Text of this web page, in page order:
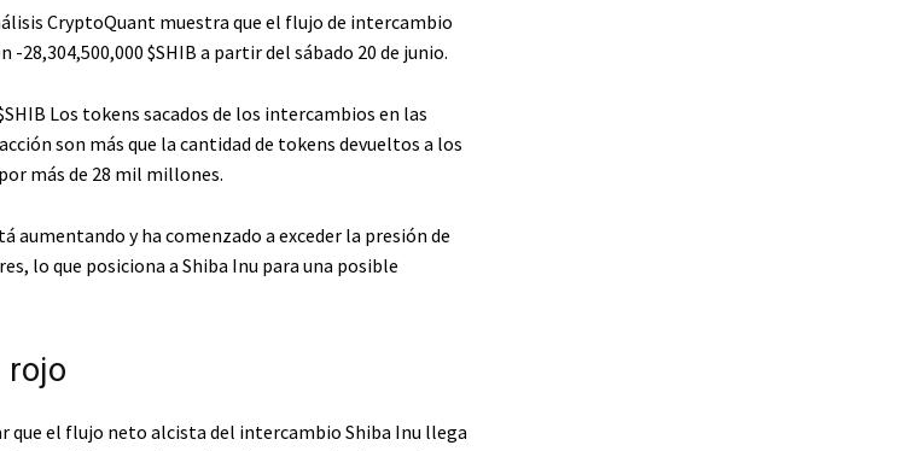
CryptoQuant muestra que el flujo de intercambio
-28,304,500,000 $SHIB a partir del sábado 20 de junio.
Los tokens sacados de los intercambios en las
son más que la cantidad de tokens devueltos a los
más de 28 mil millones.
aumentando y ha comenzado a exceder la presión de
lo que posiciona a Shiba Inu para una posible
rojo
que el flujo neto alcista del intercambio Shiba Inu llega